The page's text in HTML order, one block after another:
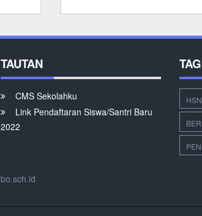
TAUTAN
CMS Sekolahku
Link Pendaftaran Siswa/Santri Baru
2022